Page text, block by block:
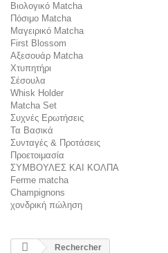
Βιολογικό Matcha
Πόσιμο Matcha
Μαγειρικό Matcha
First Blossom
Αξεσουάρ Μatcha
Χτυπητήρι
Σέσουλα
Whisk Holder
Matcha Set
Συχνές Ερωτήσεις
Τα Βασικά
Συνταγές & Προτάσεις
Προετοιμασία
ΣΥΜΒΟΥΛΕΣ ΚΑΙ ΚΟΛΠΑ
Ferme matcha
Champignons
χονδρική πώληση
Rechercher